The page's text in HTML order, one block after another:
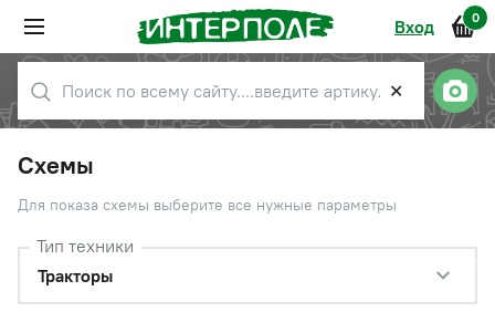
Вход 0
✕
Схемы
Для показа схемы выберите все нужные параметры
Тип техники
Тракторы